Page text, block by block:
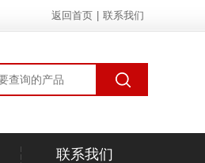
返回首页 联系我们
联系我们